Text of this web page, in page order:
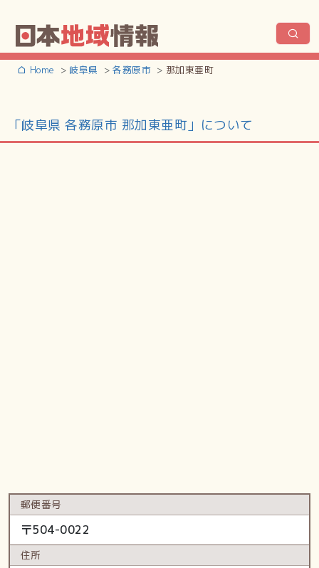
Home 岐阜県 各務原市 那加東亜町
「岐阜県 各務原市 那加東亜町」について
郵便番号
〒504-0022
住所